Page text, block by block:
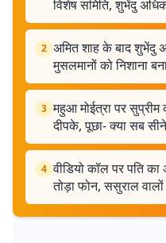
विशेष समिति, शुभेंदु
2 अमित शाह के बाद शुभेंदु
मुसलमानों को निशाना
3 महुआ मोईत्रा पर सुप्रीम
दीपके, पूछा- क्या सब
4 वीडियो कॉल पर पति
तोड़ा फोन, ससुराल